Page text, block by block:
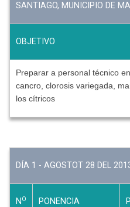
SANTIAGO, MUNICIPIO DE
OBJETIVO
Preparar a personal técnico
cancro, clorosis variegada,
los cítricos
DÍA 1 - AGOSTOT 28 DEL
N O PONENCIA